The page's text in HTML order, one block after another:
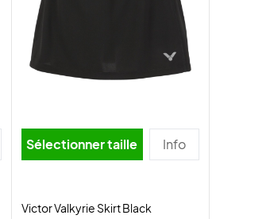
Sélectionner taille Info
Victor Valkyrie Skirt Black